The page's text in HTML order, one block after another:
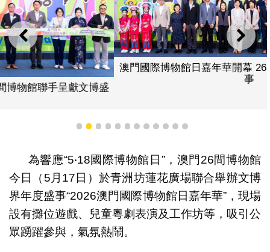
上一則 下一
澳門國際博物館日嘉年華開幕 26間博物館聯手呈獻文博盛
1 2 3 4 5 6 7 8 9 101112
為響應“5‧18國際博物館日”，澳門26間博物館
今日（5月17日）於青洲坊蓮花廣場聯合舉辦文博
界年度盛事“2026澳門國際博物館日嘉年華”，現場
設有攤位遊戲、兒童粵劇表演及工作坊等，吸引公
眾踴躍參與，氣氛熱鬧。